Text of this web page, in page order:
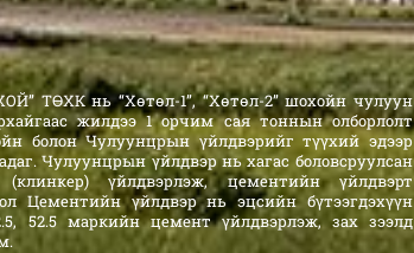
ТӨХК нь “Хөтөл-1”, “Хөтөл-2” шохойн чулуун
жилдээ 1 орчим сая тоннын олборлолт
болон Чулуунцрын үйлдвэрийг түүхий эдээр
Чулуунцрын үйлдвэр нь хагас боловсруулсан
(клинкер) үйлдвэрлэж, цементийн үйлдвэрт
Цементийн үйлдвэр нь эцсийн бүтээгдэхүүн
52.5 маркийн цемент үйлдвэрлэж, зах зээлд